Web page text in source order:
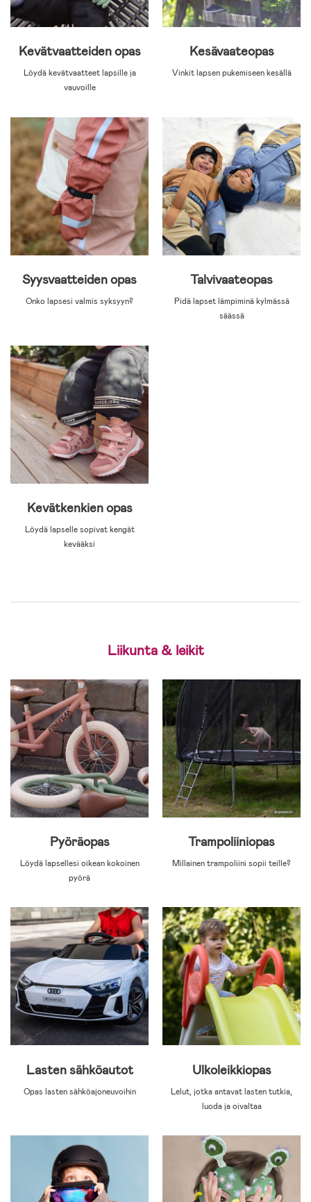
Kevätvaatteiden opas
Löydä kevätvaatteet lapsille ja
vauvoille
Kesävaateopas
Vinkit lapsen pukemiseen kesällä
Syysvaatteiden opas
Onko lapsesi valmis syksyyn?
Talvivaateopas
Pidä lapset lämpiminä kylmässä
säässä
Kevätkenkien opas
Löydä lapselle sopivat kengät
kevääksi
Liikunta & leikit
Pyöräopas
Löydä lapsellesi oikean kokoinen
pyörä
Trampoliiniopas
Millainen trampoliini sopii teille?
Lasten sähköautot
Opas lasten sähköajoneuvoihin
Ulkoleikkiopas
Lelut, jotka antavat lasten tutkia,
luoda ja oivaltaa